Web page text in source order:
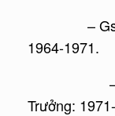
– Gs
1964-1971.
– Gs
Trưởng: